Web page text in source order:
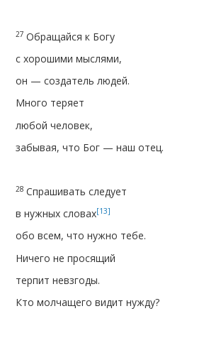
27 Обращайся к Богу
с хорошими мыслями,
он — создатель людей.
Много теряет
любой человек,
забывая, что Бог — наш отец.
28Спрашивать следует
в нужных словах[13]
обо всем, что нужно тебе.
Ничего не просящий
терпит невзгоды.
Кто молчащего видит нужду?